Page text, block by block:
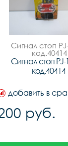
Сигнал стоп
код.40414
Сигнал стоп PJ-
код.40414
добавить в
руб.